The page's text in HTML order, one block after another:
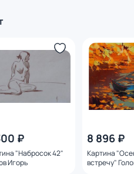
₽
"Набросок 42"
Игорь
8 896 ₽
Картина
встречу"